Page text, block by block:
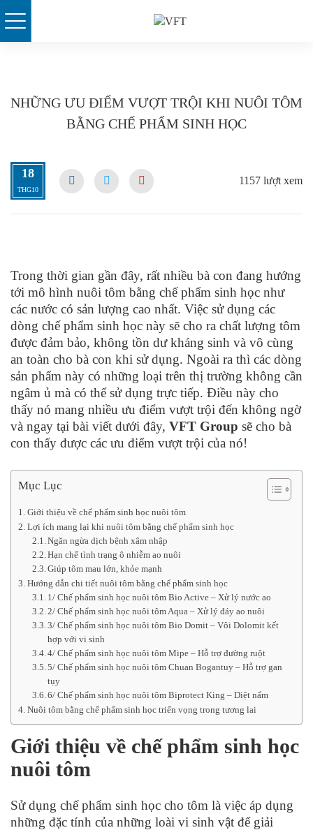
NHỮNG ƯU ĐIỂM VƯỢT TRỘI KHI NUÔI TÔM
BẰNG CHẾ PHẨM SINH HỌC
18
THG10
1157 lượt xem
Trong thời gian gần đây, rất nhiều bà con đang hướng
tới mô hình nuôi tôm bằng chế phẩm sinh học như
các nước có sản lượng cao nhất. Việc sử dụng các
dòng chế phẩm sinh học này sẽ cho ra chất lượng tôm
được đảm bảo, không tồn dư kháng sinh và vô cùng
an toàn cho bà con khi sử dụng. Ngoài ra thì các dòng
sản phẩm này có những loại trên thị trường không cần
ngâm ủ mà có thể sử dụng trực tiếp. Điều này cho
thấy nó mang nhiều ưu điểm vượt trội đến không ngờ
và ngay tại bài viết dưới đây, VFT Group sẽ cho bà
con thấy được các ưu điểm vượt trội của nó!
Mục Lục
Giới thiệu về chế phẩm sinh học nuôi tôm
Lợi ích mang lại khi nuôi tôm bằng chế phẩm sinh học
Ngăn ngừa dịch bệnh xâm nhập
Hạn chế tình trạng ô nhiễm ao nuôi
Giúp tôm mau lớn, khỏe mạnh
Hướng dẫn chi tiết nuôi tôm bằng chế phẩm sinh học
1/ Chế phẩm sinh học nuôi tôm Bio Active – Xử lý nước ao
2/ Chế phẩm sinh học nuôi tôm Aqua – Xử lý đáy ao nuôi
3/ Chế phẩm sinh học nuôi tôm Bio Domit – Vôi Dolomit kết
hợp với vi sinh
4/ Chế phẩm sinh học nuôi tôm Mipe – Hỗ trợ đường ruột
5/ Chế phẩm sinh học nuôi tôm Chuan Bogantuy – Hỗ trợ gan
tụy
6/ Chế phẩm sinh học nuôi tôm Biprotect King – Diệt nấm
Nuôi tôm bằng chế phẩm sinh học triển vọng trong tương lai
Giới thiệu về chế phẩm sinh học
nuôi tôm
Sử dụng chế phẩm sinh học cho tôm là việc áp dụng
những đặc tính của những loài vi sinh vật để giải